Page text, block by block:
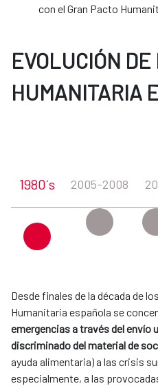
con el Gran Pacto
EVOLUCIÓN
HUMANITARIA
1980´s 2005-2008
Desde finales de la década de
Humanitaria española se
emergencias a través del envío
discriminado del material de
ayuda alimentaria) a las crisis
especialmente, a las